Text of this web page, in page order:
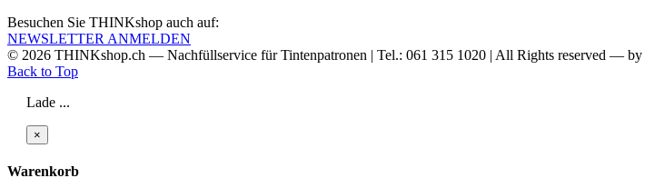
Besuchen Sie THINKshop auch auf:
NEWSLETTER ANMELDEN
© 2026 THINKshop.ch — Nachfüllservice fürTintenpatronen | Tel.: 061 315 1020 | All Rights reserved — by
Back to Top
Lade ...
×
Warenkorb